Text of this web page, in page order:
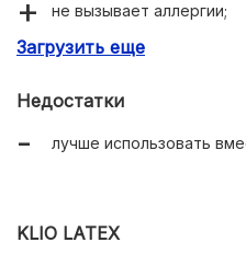
не вызывает аллергии;
не имеет запаха;
Загрузить еще
Недостатки
лучше использовать
KLIO LATEX